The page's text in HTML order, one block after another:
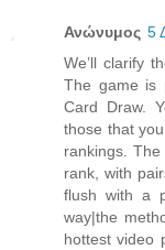
Ανώνυμος 5
We’ll clarify
The game is
Card Draw.
those that
rankings.
rank, with
flush with a
way|the
hottest video